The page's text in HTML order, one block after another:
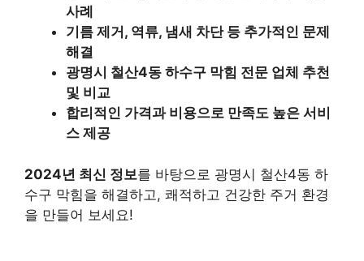
사례
기름 제거, 역류, 냄새 차단 등 추가적인 문제
해결
광명시 철산4동 하수구 막힘 전문 업체 추천
및 비교
합리적인 가격과 비용으로 만족도 높은 서비
스 제공
2024년 최신 정보를 바탕으로 광명시 철산4동 하
수구 막힘을 해결하고, 쾌적하고 건강한 주거 환경
을 만들어 보세요!